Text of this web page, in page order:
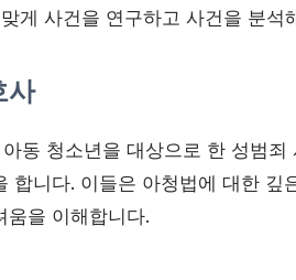
게 사건을 연구하고 사건을 분석
사
동 청소년을 대상으로 한 성범
합니다. 이들은 아청법에 대한 깊
움을 이해합니다.